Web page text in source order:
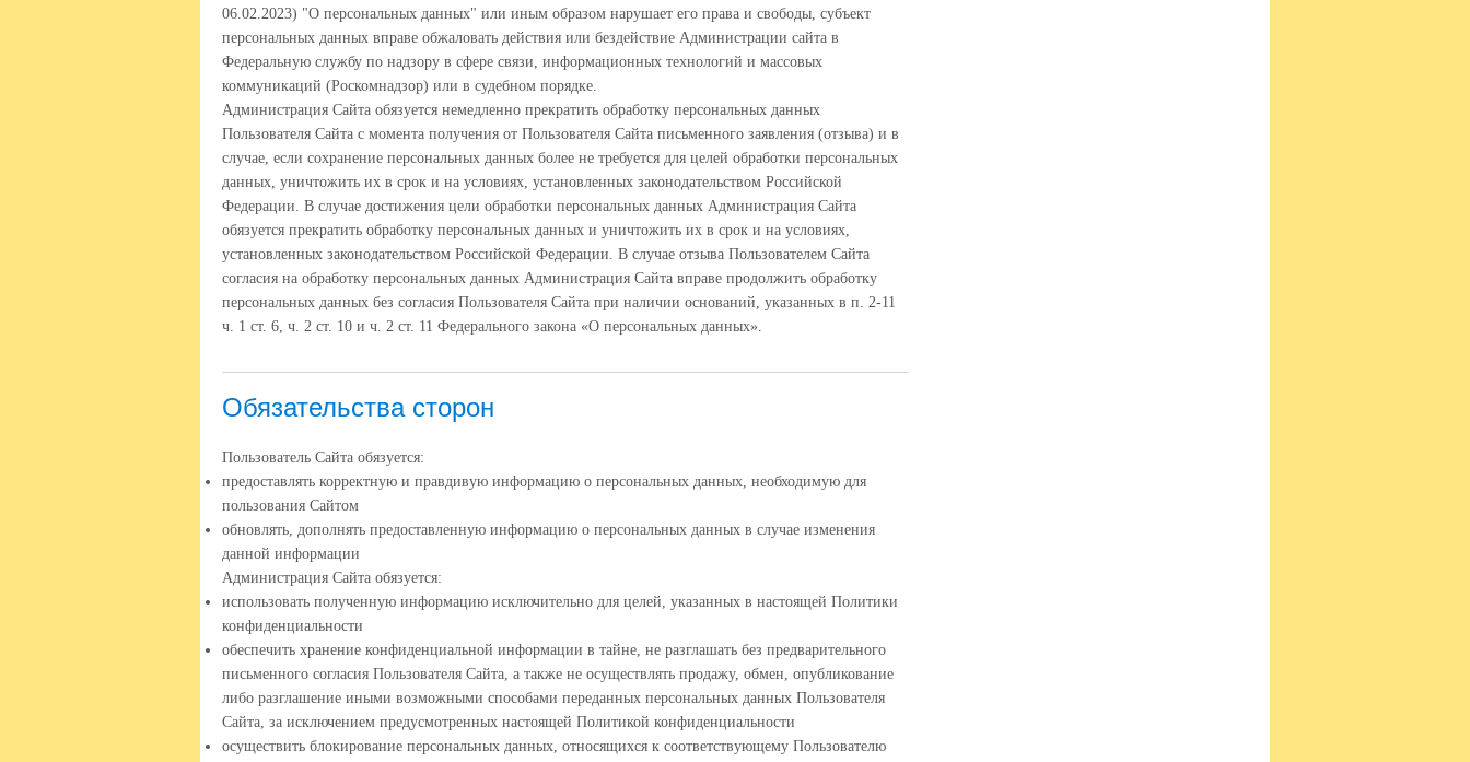
06.02.2023) "О персональных данных" или иным образом нарушает его права и свободы, субъект
персональных данных вправе обжаловать действия или бездействие Администрации сайта в
Федеральную службу по надзору в сфере связи, информационных технологий и массовых
коммуникаций (Роскомнадзор) или в судебном порядке.
Администрация Сайта обязуется немедленно прекратить обработку персональных данных
Пользователя Сайта с момента получения от Пользователя Сайта письменного заявления (отзыва) и в
случае, если сохранение персональных данных более не требуется для целей обработки персональных
данных, уничтожить их в срок и на условиях, установленных законодательством Российской
Федерации. В случае достижения цели обработки персональных данных Администрация Сайта
обязуется прекратить обработку персональных данных и уничтожить их в срок и на условиях,
установленных законодательством Российской Федерации. В случае отзыва Пользователем Сайта
согласия на обработку персональных данных Администрация Сайта вправе продолжить обработку
персональных данных без согласия Пользователя Сайта при наличии оснований, указанных в п. 2-11
ч. 1 ст. 6, ч. 2 ст. 10 и ч. 2 ст. 11 Федерального закона «О персональных данных».
Обязательства сторон
Пользователь Сайта обязуется:
предоставлять корректную и правдивую информацию о персональных данных, необходимую для
пользования Сайтом
обновлять, дополнять предоставленную информацию о персональных данных в случае изменения
данной информации
Администрация Сайта обязуется:
использовать полученную информацию исключительно для целей, указанных в настоящей Политики
конфиденциальности
обеспечить хранение конфиденциальной информации в тайне, не разглашать без предварительного
письменного согласия Пользователя Сайта, а также не осуществлять продажу, обмен, опубликование
либо разглашение иными возможными способами переданных персональных данных Пользователя
Сайта, за исключением предусмотренных настоящей Политикой конфиденциальности
осуществить блокирование персональных данных, относящихся к соответствующему Пользователю